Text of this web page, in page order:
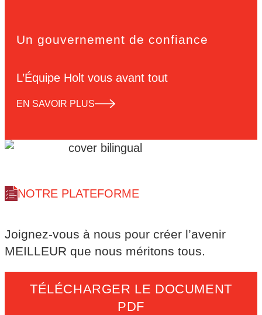
Un gouvernement de confiance
L’Équipe Holt vous avant tout
EN SAVOIR PLUS
NOTRE PLATEFORME
Joignez-vous à nous pour créer l’avenir
MEILLEUR que nous méritons tous.
TÉLÉCHARGER LE DOCUMENT
PDF